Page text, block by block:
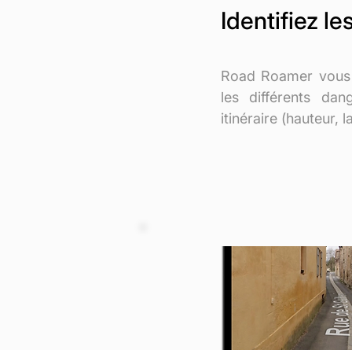
Identifiez
Road Roamer
les différents
itinéraire (hauteur,